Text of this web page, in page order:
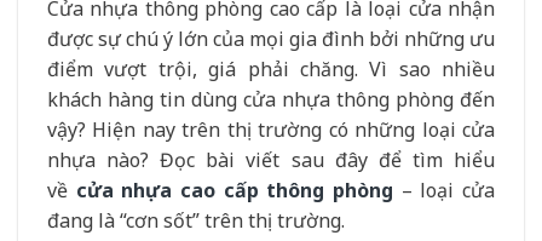
Cửa nhựa thông phòng cao cấp là loại cửa nhận
được sự chú ý lớn của mọi gia đình bởi những ưu
điểm vượt trội, giá phải chăng. Vì sao nhiều
khách hàng tin dùng cửa nhựa thông phòng đến
vậy? Hiện nay trên thị trường có những loại cửa
nhựa nào? Đọc bài viết sau đây để tìm hiểu
về cửa nhựa cao cấp thông phòng – loại cửa
đang là “cơn sốt” trên thị trường.